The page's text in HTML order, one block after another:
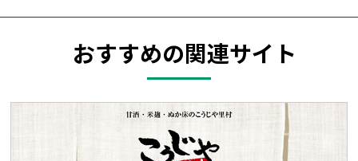
おすすめの関連サイト